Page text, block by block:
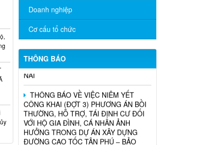
Doanh nghiệp
Cơ cấu tổ chức
THÔNG BÁO
Chương trình hỗ trợ cửa hàng, hộ kinh
doanh chuyển đổi số
THÔNG BÁO TUYỂN DỤNG THỦ QUỸ
THUỘC CHI NHÁNH NHCSXH ĐỒNG
NAI
CÔNG KHAI (ĐỢT 3) PHƯƠNG ÁN BỒI
THƯỜNG, HỖ TRỢ, TÁI ĐỊNH CƯ ĐỐI
VỚI HỘ GIA ĐÌNH, CÁ NHÂN ẢNH
HƯỞNG TRONG DỰ ÁN XÂY DỰNG
ĐƯỜNG CAO TỐC TÂN PHÚ – BẢO
LỘC ĐOẠN QUA ĐỊA BÀN XÃ NAM CÁT